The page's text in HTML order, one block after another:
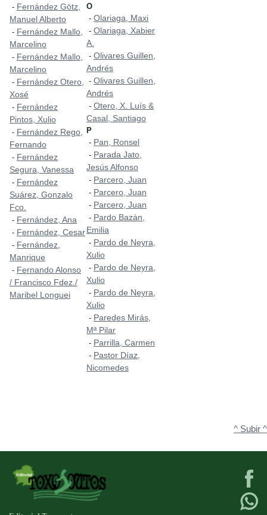
- Fernández Götz,
Manuel Alberto
- Fernández Mallo,
Marcelino
- Fernández Mallo,
Marcelino
- Fernández Otero,
Xosé
- Fernández
Pintos, Xulio
- Fernández Rego,
Fernando
- Fernández
Segura, Vanessa
- Fernández
Suárez, Gonzalo
Fco.
- Fernández, Ana
- Fernández, Cesar
- Fernández,
Manrique
- Fernando Alonso
/ Francisco Fdez./
Maribel Longuei
O
- Olariaga, Maxi
- Olariaga, Xabier
A.
- Olivares Guillen,
Andrés
- Olivares Guillen,
Andrés
- Otero, X. Luís &
Casal, Santiago
P
- Pan, Ronsel
- Parada Jato,
Jesús Alfonso
- Parcero, Juan
- Parcero, Juan
- Parcero, Juan
- Pardo Bazán,
Emilia
- Pardo de Neyra,
Xulio
- Pardo de Neyra,
Xulio
- Pardo de Neyra,
Xulio
- Paredes Mirás,
Mª Pilar
- Parrilla, Carmen
- Pastor Díaz,
Nicomedes
^ Subir ^